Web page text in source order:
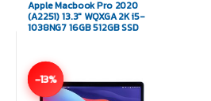
Apple Macbook Pro 2020
(A2251) 13.3″ WQXGA 2K i5-
1038NG7 16GB 512GB SSD
-13%